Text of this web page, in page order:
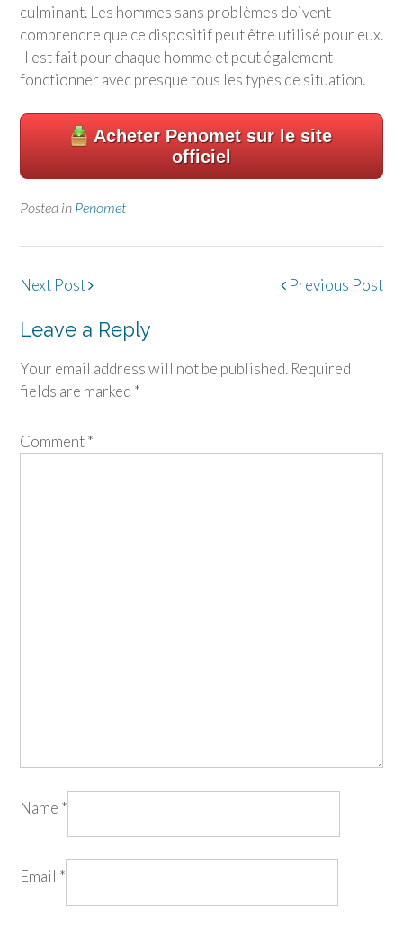
culminant. Les hommes sans problèmes doivent
comprendre que ce dispositif peut être utilisé pour eux.
Il est fait pour chaque homme et peut également
fonctionner avec presque tous les types de situation.
Acheter Penomet sur le site
officiel
Posted in Penomet
Post
Previous Post
Next Post
Leave a Reply
Your email address will not be published. Required
fields are marked *
Comment*
Name *
Email *